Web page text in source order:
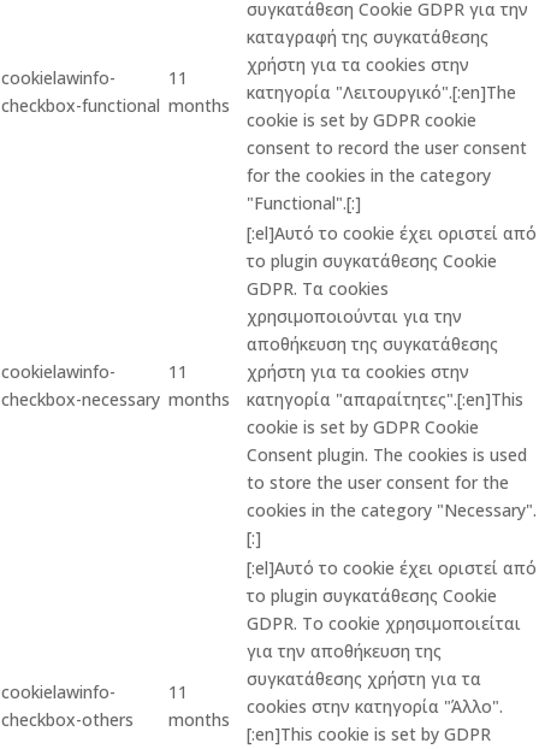
cookielawinfo-
checkbox-functional
11
months
συγκατάθεση Cookie GDPR για την
καταγραφή της συγκατάθεσης
χρήστη για τα cookies στην
κατηγορία "Λειτουργικό".[:en]The
cookie is set by GDPR cookie
consent to record the user consent
for the cookies in the category
"Functional".[:]
cookielawinfo-
checkbox-necessary
11
months
[:el]Αυτό το cookie έχει οριστεί από
το plugin συγκατάθεσης Cookie
GDPR. Τα cookies
χρησιμοποιούνται για την
αποθήκευση της συγκατάθεσης
χρήστη για τα cookies στην
κατηγορία "απαραίτητες".[:en]This
cookie is set by GDPR Cookie
Consent plugin. The cookies is used
to store the user consent for the
cookies in the category "Necessary".
[:]
cookielawinfo-
checkbox-others
11
months
[:el]Αυτό το cookie έχει οριστεί από
το plugin συγκατάθεσης Cookie
GDPR. Το cookie χρησιμοποιείται
για την αποθήκευση της
συγκατάθεσης χρήστη για τα
cookies στην κατηγορία "Άλλο".
[:en]This cookie is set by GDPR